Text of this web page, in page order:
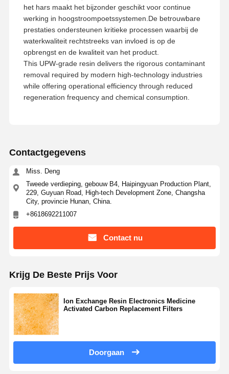
het hars maakt het bijzonder geschikt voor continue
werking in hoogstroompoetssystemen.De betrouwbare
prestaties ondersteunen kritieke processen waarbij de
waterkwaliteit rechtstreeks van invloed is op de
opbrengst en de kwaliteit van het product.
This UPW-grade resin delivers the rigorous contaminant
removal required by modern high-technology industries
while offering operational efficiency through reduced
regeneration frequency and chemical consumption.
Contactgegevens
Miss. Deng
Tweede verdieping, gebouw B4, Haipingyuan Production Plant,
229, Guyuan Road, High-tech Development Zone, Changsha
City, provincie Hunan, China.
+8618692211007
Contact nu
Krijg De Beste Prijs Voor
Ion Exchange Resin Electronics Medicine
Activated Carbon Replacement Filters
Doorgaan